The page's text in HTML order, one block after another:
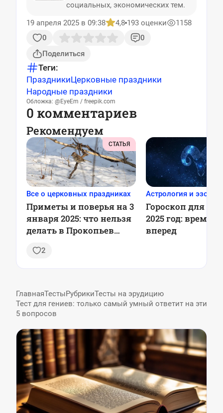
социальных, экономических тем.
19 апреля 2025 в 09:38
4,8 193 оценки
1158
0
0
Поделиться
Теги:
ПраздникиЦерковные праздники
Народные праздники
Обложка: @EyeEm / freepik.com
0 комментариев
Рекомендуем
СТАТЬЯ
Все о церковных праздниках
Приметы и поверья на 3
января 2025: что нельзя
делать в Прокопьев
2
Астрология и
Гороскоп для
2025 год: время
вперед
ГлавнаяТестыРубрикиТесты на эрудицию
Тест для гениев: только самый умный ответит на эти
5 вопросов